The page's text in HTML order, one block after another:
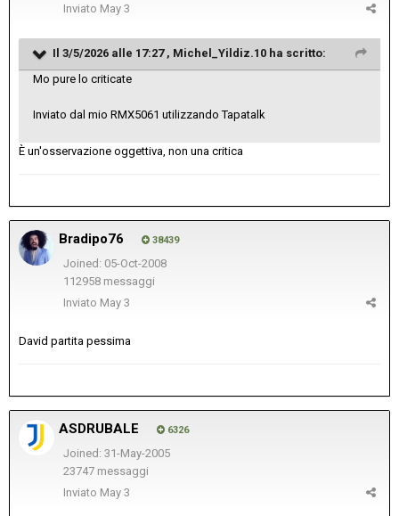
Inviato May 3
Il 3/5/2026 alle 17:27 , Michel_Yildiz.10 ha scritto:
Mo pure lo criticate
Inviato dal mio RMX5061 utilizzando Tapatalk
È un'osservazione oggettiva, non una critica
Bradipo76 38439
Joined: 05-Oct-2008
112958 messaggi
Inviato May 3
David partita pessima
ASDRUBALE 6326
Joined: 31-May-2005
23747 messaggi
Inviato May 3